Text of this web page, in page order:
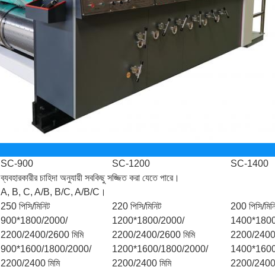
SC-900 SC-1200
SC-1400
ব্যবহারকারীর চাহিদা অনুযায়ী সবকিছু সজ্জিত করা যেতে পারে।
A, B, C, A/B, B/C, A/B/C।
250 পিসি/মিনিট 220 পিসি/মিনিট 200 পিসি/
900*1800/2000/
2200/2400/2600 মিমি
1200*1800/2000/
2200/2400/2600 মিমি
2200/
900*1600/1800/2000/
2200/2400 মিমি
1200*1600/1800/2000/
2200/2400 মিমি
2200/2400